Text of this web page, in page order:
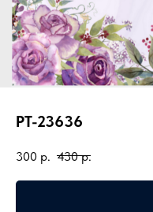
PT-23636
300 р. 430 р.